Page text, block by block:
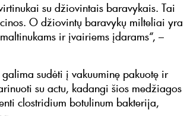
su džiovintais baravykais. Tai
O džiovintų baravykų milteliai yra
ir įvairiems įdarams“, –
sudėti į vakuuminę pakuotę ir
su actu, kadangi šios medžiagos
clostridium botulinum bakterija,